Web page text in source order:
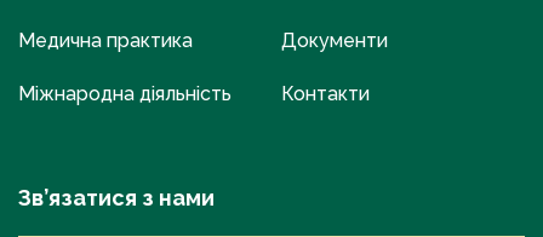
Медична практика
Міжнародна діяльність
Документи
Контакти
Зв’язатися з нами